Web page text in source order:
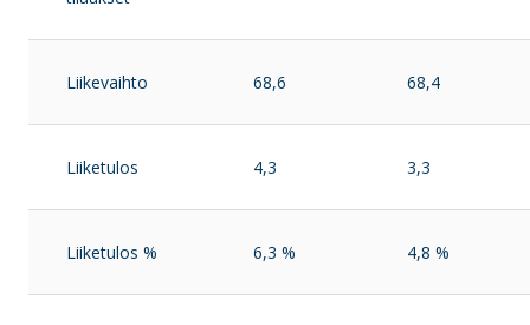
Liikevaihto 68,6 68,4
Liiketulos 4,3 3,3
Liiketulos % 6,3 % 4,8 %